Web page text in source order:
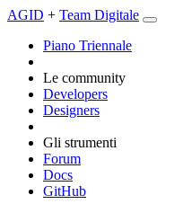
AGID + Team Digitale
Piano Triennale
Le community
Developers
Designers
Gli strumenti
Forum
Docs
GitHub